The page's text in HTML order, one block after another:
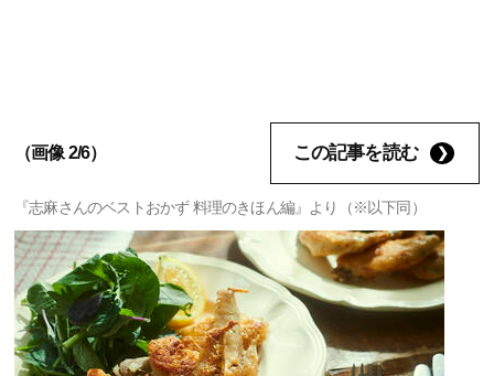
（画像 2/6） この記事を読む
『志麻さんのベストおかず 料理のきほん編』より（※以下同）